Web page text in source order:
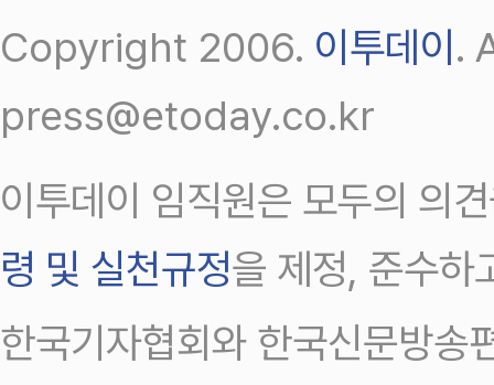
Copyright 2006. 이투데이 .
press@etoday.co.kr
이투데이 임직원은 모두의 의
령 및 실천규정을 제정, 준수하
한국기자협회와 한국신문방송